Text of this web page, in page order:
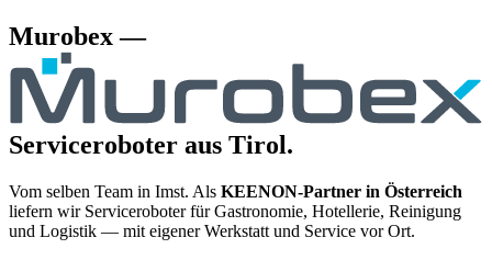
Murobex —
Serviceroboter aus Tirol.
Vom selben Team in Imst. Als KEENON-Partner in Österreich
liefern wir Serviceroboter für Gastronomie, Hotellerie, Reinigung
und Logistik — mit eigener Werkstatt und Service vor Ort.